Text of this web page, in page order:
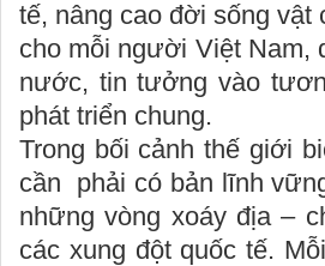
tế, nâng cao đời sống vật
cho mỗi người Việt Nam,
nước, tin tưởng vào
phát triển chung.
Trong bối cảnh thế giới
cần phải có bản lĩnh
những vòng xoáy địa –
các xung đột quốc tế.